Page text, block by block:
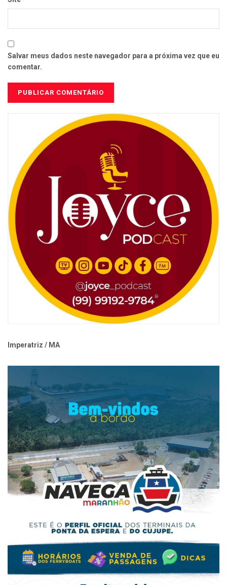
Salvar meus dados neste navegador para a próxima vez que eu
comentar.
Imperatriz / MA